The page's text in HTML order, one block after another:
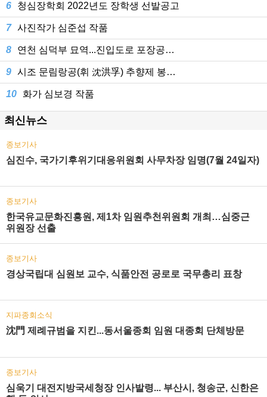
6 청심장학회 2022년도 장학생 선발공고
7 사진작가 심준섭 작품
8 연천 심덕부 묘역...진입도로 포장공…
9 시조 문림랑공(휘 沈洪孚) 추향제 봉…
10 화가 심보경 작품
최신뉴스
종보기사
심진수, 국가기후위기대응위원회 사무차장 임명(7월 24일자)
종보기사
한국유교문화진흥원, 제1차 임원추천위원회 개최…심중근
위원장 선출
종보기사
경상국립대 심원보 교수, 식품안전 공로로 국무총리 표창
지파종회소식
沈門 제례규범을 지킨...동서울종회 임원 대종회 단체방문
종보기사
심욱기 대전지방국세청장 인사발령... 부산시, 청송군, 신한은